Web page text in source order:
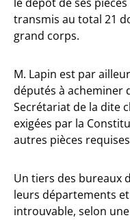
transmis au total 21
grand corps.
M. Lapin est par
députés à acheminer
Secrétariat de la dite
exigées par la
autres pièces
Un tiers des bureaux
leurs départements
introuvable, selon